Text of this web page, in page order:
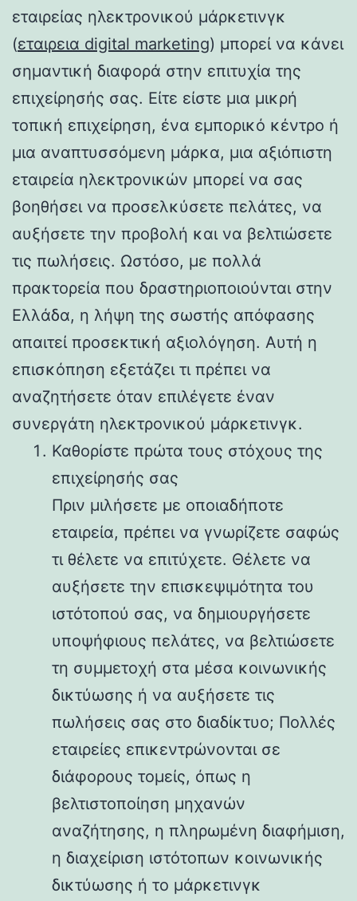
εταιρείας ηλεκτρονικού μάρκετινγκ
(εταιρεια digital marketing) μπορεί να κάνει
σημαντική διαφορά στην επιτυχία της
επιχείρησής σας. Είτε είστε μια μικρή
τοπική επιχείρηση, ένα εμπορικό κέντρο ή
μια αναπτυσσόμενη μάρκα, μια αξιόπιστη
εταιρεία ηλεκτρονικών μπορεί να σας
βοηθήσει να προσελκύσετε πελάτες, να
αυξήσετε την προβολή και να βελτιώσετε
τις πωλήσεις. Ωστόσο, με πολλά
πρακτορεία που δραστηριοποιούνται στην
Ελλάδα, η λήψη της σωστής απόφασης
απαιτεί προσεκτική αξιολόγηση. Αυτή η
επισκόπηση εξετάζει τι πρέπει να
αναζητήσετε όταν επιλέγετε έναν
συνεργάτη ηλεκτρονικού μάρκετινγκ.
Καθορίστε πρώτα τους στόχους της
επιχείρησής σας
Πριν μιλήσετε με οποιαδήποτε
εταιρεία, πρέπει να γνωρίζετε σαφώς
τι θέλετε να επιτύχετε. Θέλετε να
αυξήσετε την επισκεψιμότητα του
ιστότοπού σας, να δημιουργήσετε
υποψήφιους πελάτες, να βελτιώσετε
τη συμμετοχή στα μέσα κοινωνικής
δικτύωσης ή να αυξήσετε τις
πωλήσεις σας στο διαδίκτυο; Πολλές
εταιρείες επικεντρώνονται σε
διάφορους τομείς, όπως η
βελτιστοποίηση μηχανών
αναζήτησης, η πληρωμένη διαφήμιση,
η διαχείριση ιστότοπων κοινωνικής
δικτύωσης ή το μάρκετινγκ